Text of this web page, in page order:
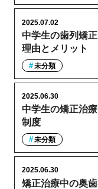
中学生の歯列矯
理由とメリット
2025.07.02
未分類
中学生の矯正治
制度
2025.06.30
未分類
矯正治療中の奥
2025.06.30